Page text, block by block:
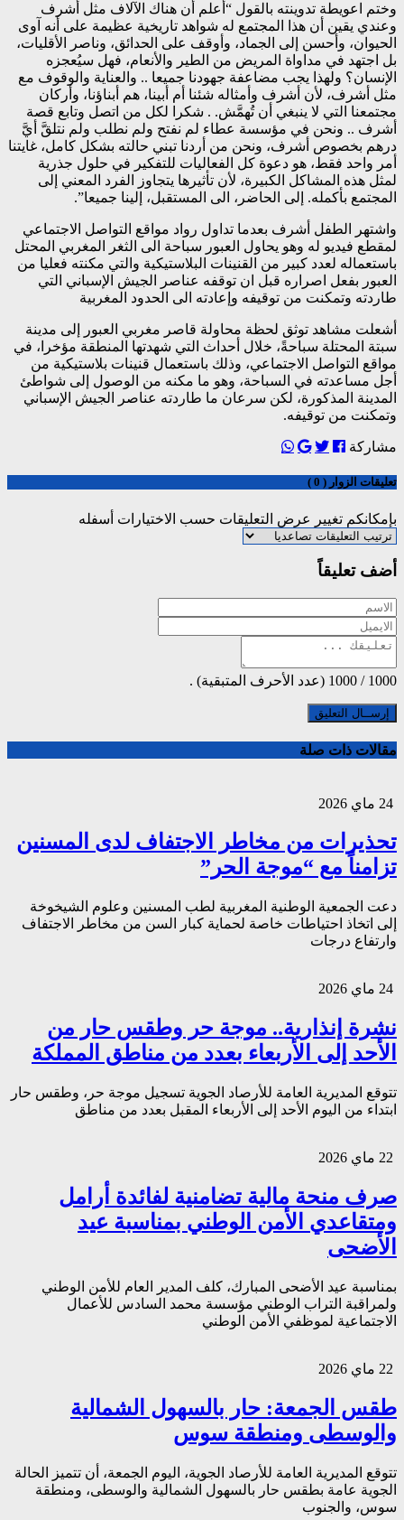
وختم اعويطة تدوينته بالقول “أعلم أن هناك الآلاف مثل أشرف
وعندي يقين أن هذا المجتمع له شواهد تاريخية عظيمة على أنه آوى
الحيوان، وأحسن إلى الجماد، وأوقف على الحدائق، وناصر الأقليات،
بل اجتهد في مداواة المريض من الطير والأنعام، فهل سيُعجزه
الإنسان؟ ولهذا يجب مضاعفة جهودنا جميعا .. والعناية والوقوف مع
مثل أشرف، لأن أشرف وأمثاله شئنا أم أبينا، هم أبناؤنا، وأركان
مجتمعنا التي لا ينبغي أن تُهمَّش. . شكرا لكل من اتصل وتابع قصة
أشرف .. ونحن في مؤسسة عطاء لم نفتح ولم نطلب ولم نتلقَّ أيَّ
درهم بخصوص أشرف، ونحن من أردنا تبني حالته بشكل كامل، غايتنا
أمر واحد فقط، هو دعوة كل الفعاليات للتفكير في حلول جذرية
لمثل هذه المشاكل الكبيرة، لأن تأثيرها يتجاوز الفرد المعني إلى
المجتمع بأكمله. إلى الحاضر، الى المستقبل، إلينا جميعا”.
واشتهر الطفل أشرف بعدما تداول رواد مواقع التواصل الاجتماعي
لمقطع فيديو له وهو يحاول العبور سباحة الى الثغر المغربي المحتل
باستعماله لعدد كبير من القنينات البلاستيكية والتي مكنته فعليا من
العبور بفعل اصراره قبل ان توقفه عناصر الجيش الإسباني التي
طاردته وتمكنت من توقيفه وإعادته الى الحدود المغربية
أشعلت مشاهد توثق لحظة محاولة قاصر مغربي العبور إلى مدينة
سبتة المحتلة سباحةً، خلال أحداث التي شهدتها المنطقة مؤخرا، في
مواقع التواصل الاجتماعي، وذلك باستعمال قنينات بلاستيكية من
أجل مساعدته في السباحة، وهو ما مكنه من الوصول إلى شواطئ
المدينة المذكورة، لكن سرعان ما طاردته عناصر الجيش الإسباني
وتمكنت من توقيفه.
مشاركة
تعليقات الزوار ( 0 )
بإمكانكم تغيير عرض التعليقات حسب الاختيارات أسفله
أضف تعليقاً
1000
/
1000 (عدد الأحرف المتبقية) .
مقالات ذات صلة
تحذيرات من مخاطر الاجتفاف لدى المسنين
تزامناً مع “موجة الحر”
دعت الجمعية الوطنية المغربية لطب المسنين وعلوم الشيخوخة
إلى اتخاذ احتياطات خاصة لحماية كبار السن من مخاطر الاجتفاف
وارتفاع درجات
نشرة إنذارية.. موجة حر وطقس حار من
الأحد إلى الأربعاء بعدد من مناطق المملكة
تتوقع المديرية العامة للأرصاد الجوية تسجيل موجة حر، وطقس حار
ابتداء من اليوم الأحد إلى الأربعاء المقبل بعدد من مناطق
صرف منحة مالية تضامنية لفائدة أرامل
ومتقاعدي الأمن الوطني بمناسبة عيد
الأضحى
بمناسبة عيد الأضحى المبارك، كلف المدير العام للأمن الوطني
ولمراقبة التراب الوطني مؤسسة محمد السادس للأعمال
الاجتماعية لموظفي الأمن الوطني
طقس الجمعة: حار بالسهول الشمالية
والوسطى ومنطقة سوس
تتوقع المديرية العامة للأرصاد الجوية، اليوم الجمعة، أن تتميز الحالة
الجوية عامة بطقس حار بالسهول الشمالية والوسطى، ومنطقة
سوس، والجنوب